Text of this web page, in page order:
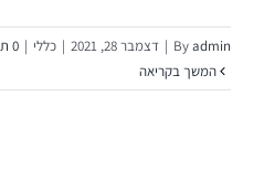
מהלכי שיווק אופרטיביים
Byadmin
| דצמבר 28, 2021 | כללי | 0 תגובות
המשך בקריאה